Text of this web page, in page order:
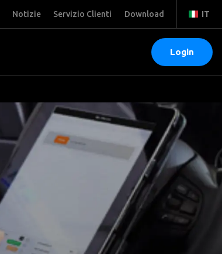
Notizie Servizio Clienti Download IT
Login